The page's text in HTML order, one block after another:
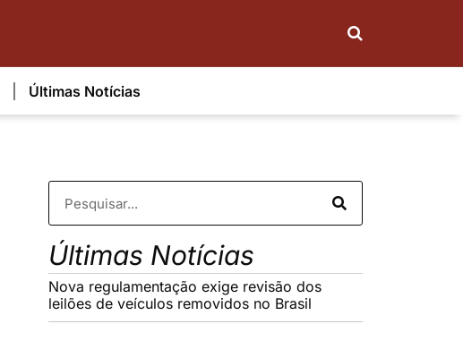
Últimas Notícias
Últimas Notícias
Nova regulamentação exige revisão dos
leilões de veículos removidos no Brasil